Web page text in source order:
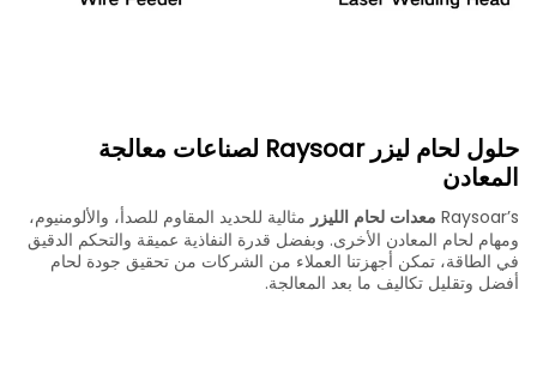
حلول لحام ليزر Raysoar لصناعات معالجة
المعادن
Raysoar’s معدات لحام الليزر مثالية للحديد المقاوم للصدأ، والألومنيوم،
ومهام لحام المعادن الأخرى. وبفضل قدرة النفاذية عميقة والتحكم الدقيق
في الطاقة، تمكن أجهزتنا العملاء من الشركات من تحقيق جودة لحام
أفضل وتقليل تكاليف ما بعد المعالجة.